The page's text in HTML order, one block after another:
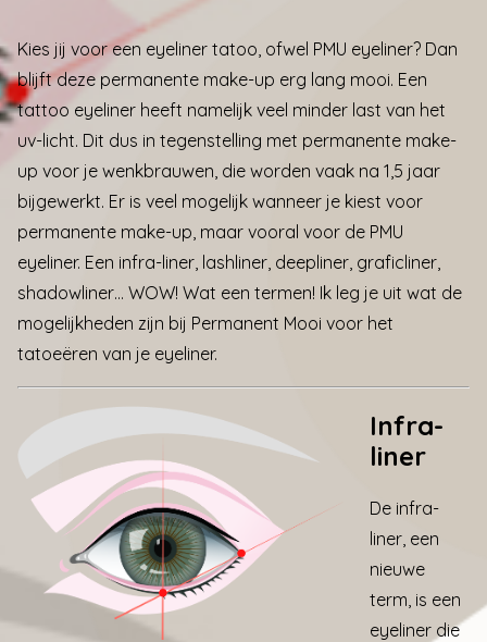
Kies jij voor een eyeliner tatoo, ofwel PMU eyeliner? Dan
blijft deze permanente make-up erg lang mooi. Een
tattoo eyeliner heeft namelijk veel minder last van het
uv-licht. Dit dus in tegenstelling met permanente make-
up voor je wenkbrauwen, die worden vaak na 1,5 jaar
bijgewerkt. Er is veel mogelijk wanneer je kiest voor
permanente make-up, maar vooral voor de PMU
eyeliner. Een infra-liner, lashliner, deepliner, graficliner,
shadowliner… WOW! Wat een termen! Ik leg je uit wat de
mogelijkheden zijn bij Permanent Mooi voor het
tatoeëren van je eyeliner.
Infra-
liner
De infra-
liner, een
nieuwe
term, is een
eyeliner die